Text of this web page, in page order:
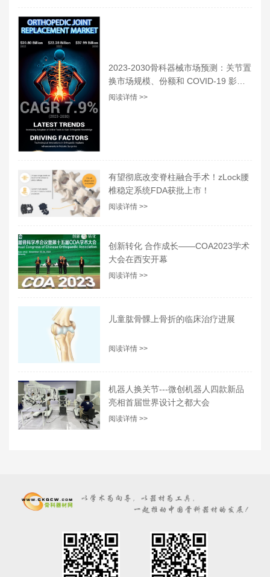
2023-2030骨科器械市场预测：关节置
换市场规模、份额和 COVID-19 影响
分析
阅读详情 >>
有望彻底改变脊柱融合手术！zLock腰
椎稳定系统FDA获批上市！
阅读详情 >>
创新转化 合作成长——COA2023学术
大会在西安开幕
阅读详情 >>
儿童肱骨髁上骨折的临床治疗进展
阅读详情 >>
机器人换关节---微创机器人四款新品
亮相首届世界设计之都大会
阅读详情 >>